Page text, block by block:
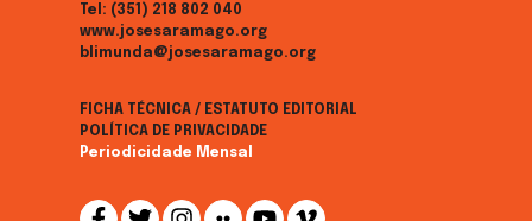
Tel: (351) 218 802 040
www.josesaramago.org
blimunda@josesaramago.org
FICHA TÉCNICA / ESTATUTO EDITORIAL
POLÍTICA DE PRIVACIDADE
Periodicidade Mensal